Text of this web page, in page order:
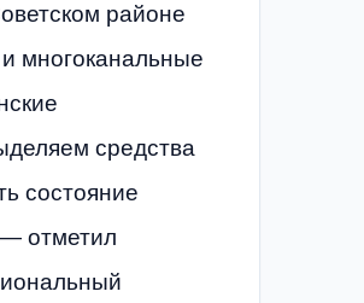
районе
многоканальные
средства
состояние
отметил